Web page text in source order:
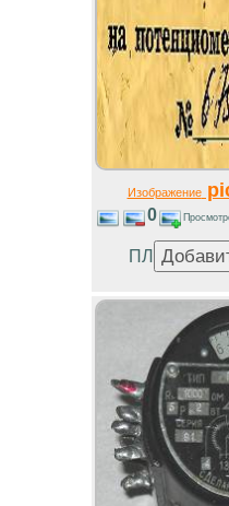
Изображение
0
ПЛ